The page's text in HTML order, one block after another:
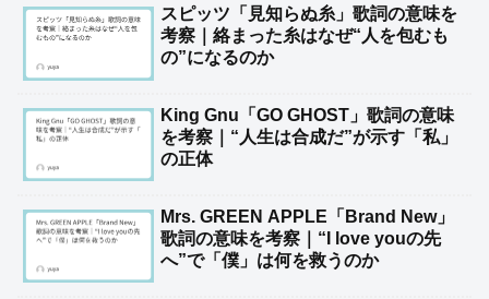
スピッツ「見知らぬ糸」歌詞の意味を
考察｜絡まった糸はなぜ“人を包むも
の”になるのか
King Gnu「GO GHOST」歌詞の意味
を考察｜“人生は合成だ”が示す「私」
の正体
Mrs. GREEN APPLE「Brand New」
歌詞の意味を考察｜“I love youの先
へ”で「僕」は何を救うのか